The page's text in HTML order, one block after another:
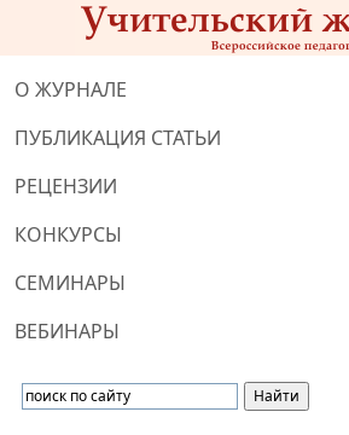
О ЖУРНАЛЕ
ПУБЛИКАЦИЯ СТАТЬИ
РЕЦЕНЗИИ
КОНКУРСЫ
СЕМИНАРЫ
ВЕБИНАРЫ